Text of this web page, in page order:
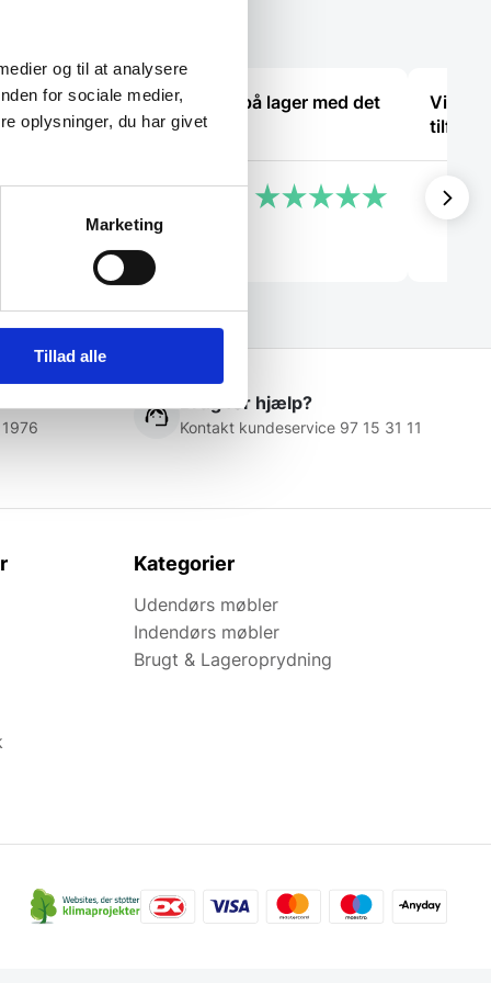
og til at analysere
for sociale medier,
oplysninger, du har givet
Marketing
Tillad alle
Tjekker lige varer på lager med det
samme
tilfreds
Brug for hjælp?
Kontakt kundeservice 97 15 31 11
Kategorier
Udendørs møbler
Indendørs møbler
Brugt & Lageroprydning